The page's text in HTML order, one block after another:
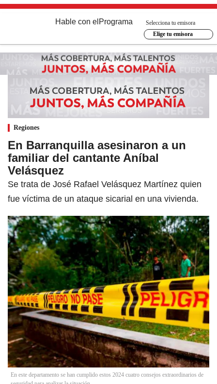
Hable con el Programa
Selecciona tu emisora
Elige tu emisora
Regiones
En Barranquilla asesinaron a un
familiar del cantante Aníbal
Velásquez
Se trata de José Rafael Velásquez Martínez quien
fue víctima de un ataque sicarial en una vivienda.
En este departamento se han cumplido estos 2024 cuatro consejos extraordinarios de